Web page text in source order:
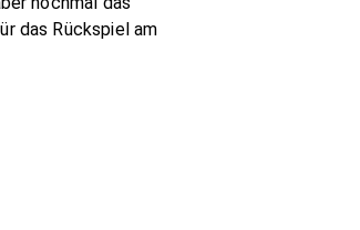
das Rückspiel am